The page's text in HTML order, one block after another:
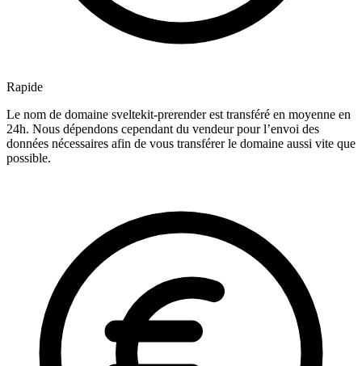
Rapide
Le nom de domaine sveltekit-prerender est transféré en moyenne en
24h. Nous dépendons cependant du vendeur pour l’envoi des
données nécessaires afin de vous transférer le domaine aussi vite que
possible.